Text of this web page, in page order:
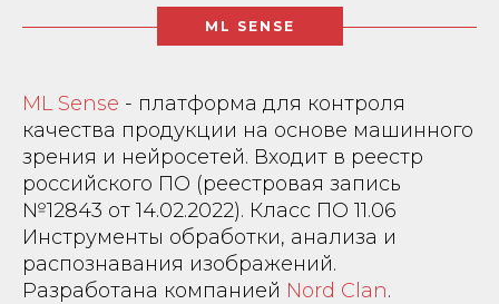
для подсчета объектов
продукции в потоке без
остановки линии.
Разработано вNordClan
Расскажите нам о своей задаче
ML SENSE
ML Sense - платформа для контроля
качества продукции на основе машинного
зрения и нейросетей. Входит в реестр
российского ПО (реестровая запись
№12843 от 14.02.2022). Класс ПО 11.06
Инструменты обработки, анализа и
распознавания изображений.
Разработана компанией Nord Clan.